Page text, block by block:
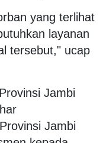
yang terlihat
layanan
tersebut," ucap
Jambi
Jambi